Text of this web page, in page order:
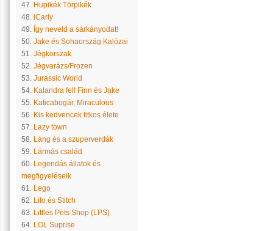
47. Hupikék Törpikék
48. iCarly
49. Így neveld a sárkányodat!
50. Jake és Sohaország Kalózai
51. Jégkorszak
52. Jégvarázs/Frozen
53. Jurassic World
54. Kalandra fel! Finn és Jake
55. Katicabogár, Miraculous
56. Kis kedvencek titkos élete
57. Lazy town
58. Láng és a szuperverdák
59. Lármás család
60. Legendás állatok és
megfigyeléseik
61. Lego
62. Lilo és Stitch
63. Littles Pets Shop (LPS)
64. LOL Suprise